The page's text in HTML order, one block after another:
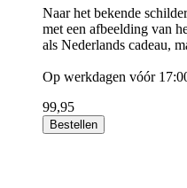
Naar het bekende
met een afbeelding van
als Nederlands cadeau,
Op werkdagen vóór
99,95
Bestellen